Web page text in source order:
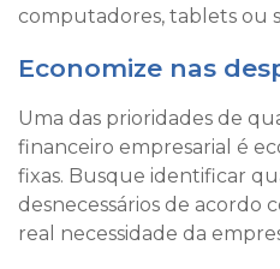
computadores, tablets ou
Economize nas
Uma das prioridades de
financeiro empresarial é
fixas. Busque identificar
desnecessários de acordo
real necessidade da